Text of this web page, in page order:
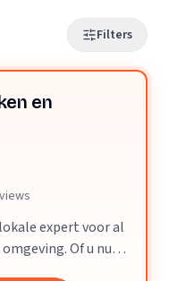
Filters
en
expert voor al
Of u nu